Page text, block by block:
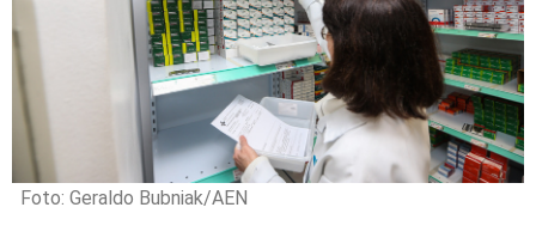
Foto: Geraldo Bubniak/AEN